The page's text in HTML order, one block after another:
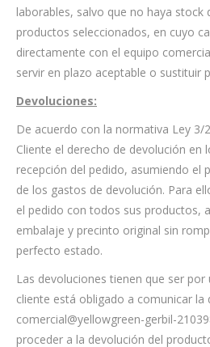
laborables, salvo que no haya stock
productos seleccionados, en cuyo
directamente con el equipo
servir en plazo aceptable o sustituir
Devoluciones:
De acuerdo con la normativa Ley 3/
Cliente el derecho de devolución en
recepción del pedido, asumiendo el
de los gastos de devolución. Para
el pedido con todos sus productos,
embalaje y precinto original sin
perfecto estado.
Las devoluciones tienen que ser por
cliente está obligado a comunicar la
comercial@yellowgreen-gerbil-
proceder a la devolución del